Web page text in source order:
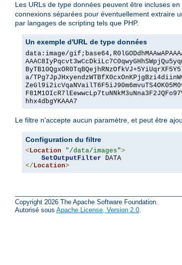
Les URLs de type données peuvent être incluses
connexions séparées pour éventuellement extraire
par langages de scripting tels que PHP.
Un exemple d'URL de type données
data:image/
a/
hhx4dbgYKAAA7
Le filtre n'accepte aucun paramètre, et peut être
Configuration du filtre
<Location "/data/images">
SetOutputFilter
</Location>
Copyright 2026 The Apache Software Foundation.
Autorisé sous Apache License, Version 2.0